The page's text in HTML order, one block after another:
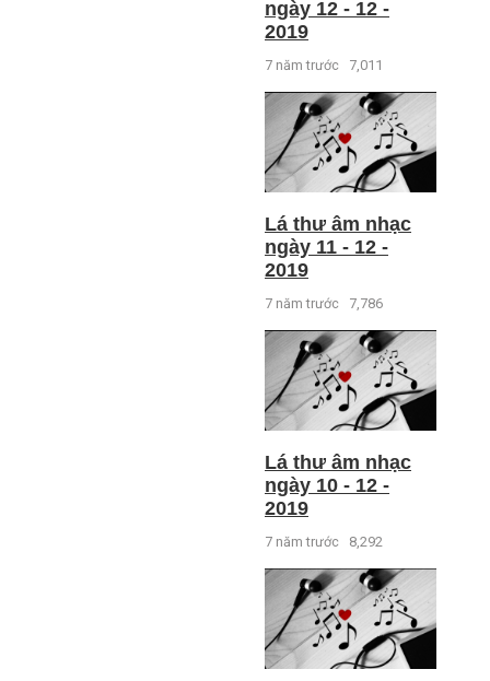
ngày 12 - 12 -
2019
7 năm trước 7,011
Lá thư âm nhạc
ngày 11 - 12 -
2019
7 năm trước 7,786
Lá thư âm nhạc
ngày 10 - 12 -
2019
7 năm trước 8,292